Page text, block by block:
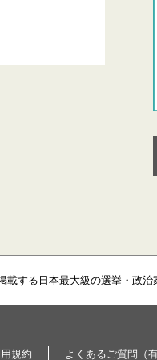
載する日本最大級の選挙・政治
規約 よくあるご質問（